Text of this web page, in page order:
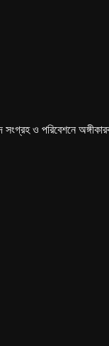
ও পরিবেশনে